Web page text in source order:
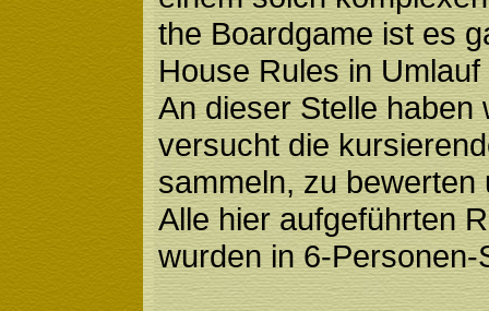
the Boardgame ist es
House Rules in Umlauf
An dieser Stelle haben
versucht die
sammeln, zu
Alle hier aufgeführten
wurden in 6-Personen-